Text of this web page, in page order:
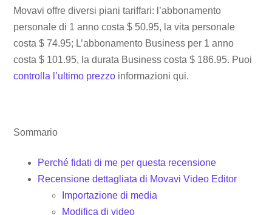
Movavi offre diversi piani tariffari: l’abbonamento
personale di 1 anno costa $ 50.95, la vita personale
costa $ 74.95; L’abbonamento Business per 1 anno
costa $ 101.95, la durata Business costa $ 186.95. Puoi
controlla l’ultimo prezzo informazioni qui.
Sommario
Perché fidati di me per questa recensione
Recensione dettagliata di Movavi Video Editor
Importazione di media
Modifica di video